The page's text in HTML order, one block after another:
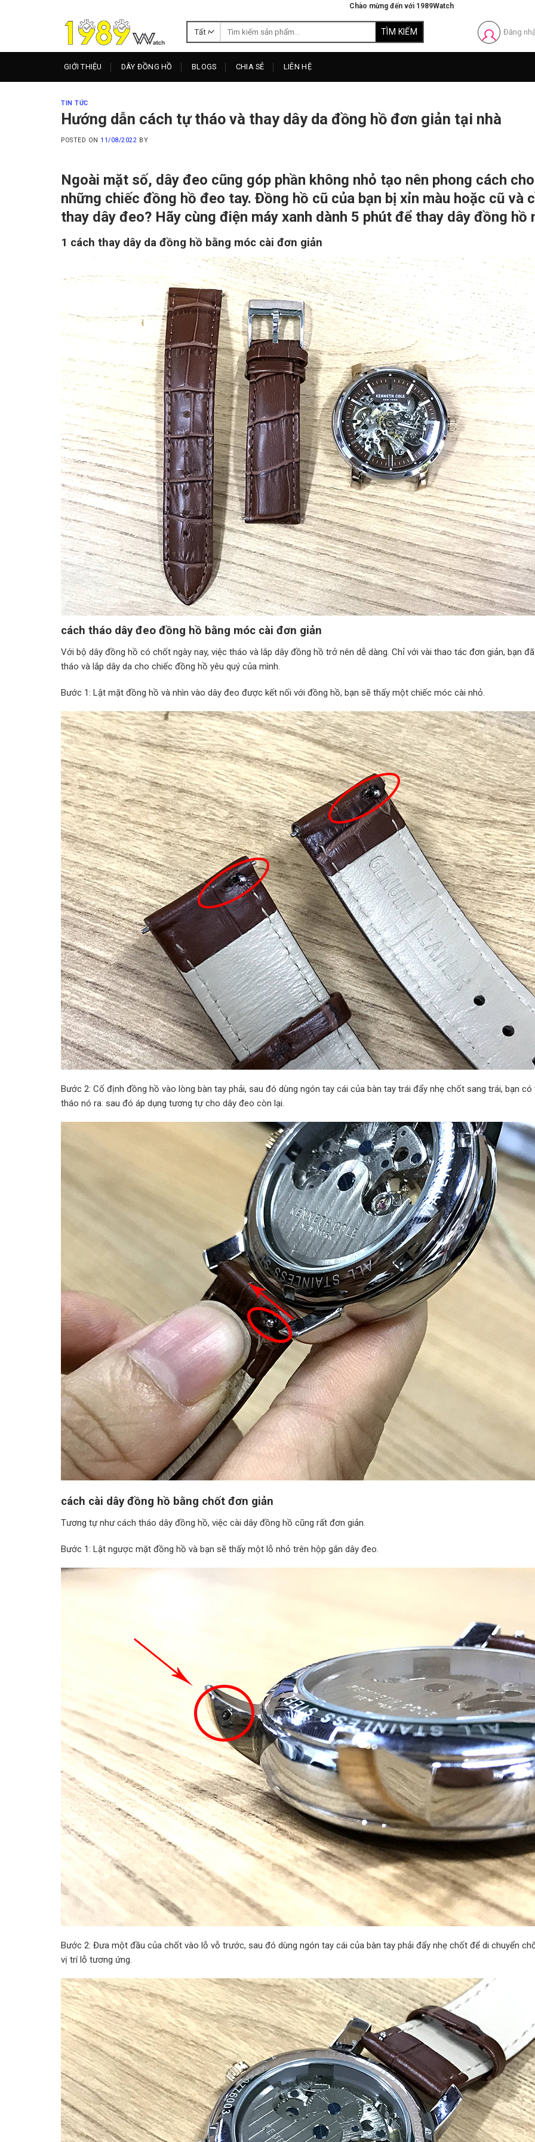
Chào mừng đến với 1989Watch
Tìm
Đăng
GIỚI THIỆU DÂY ĐỒNG HỒ BLOGS CHIA SẺ LIÊN HỆ
TIN TỨC
Hướng dẫn cách tự tháo và thay dây da đồng hồ đơn giản tại nhà
POSTED ON 11/08/2022 BY
Ngoài mặt số, dây đeo cũng góp phần không nhỏ tạo nên phong cách cho
những chiếc đồng hồ đeo tay. Đồng hồ cũ của bạn bị xỉn màu hoặc cũ và
thay dây đeo? Hãy cùng điện máy xanh dành 5 phút để thay dây đồng hồ
1 cách thay dây da đồng hồ bằng móc cài đơn giản
cách tháo dây đeo đồng hồ bằng móc cài đơn giản
Với bộ dây đồng hồ có chốt ngày nay, việc tháo và lắp dây đồng hồ trở nên dễ dàng. Chỉ với vài thao tác đơn giản, bạn
tháo và lắp dây da cho chiếc đồng hồ yêu quý của mình.
Bước 1: Lật mặt đồng hồ và nhìn vào dây đeo được kết nối với đồng hồ, bạn sẽ thấy một chiếc móc cài nhỏ.
Bước 2: Cố định đồng hồ vào lòng bàn tay phải, sau đó dùng ngón tay cái của bàn tay trái đẩy nhẹ chốt sang trái, bạn có
tháo nó ra. sau đó áp dụng tương tự cho dây đeo còn lại.
cách cài dây đồng hồ bằng chốt đơn giản
Tương tự như cách tháo dây đồng hồ, việc cài dây đồng hồ cũng rất đơn giản.
Bước 1: Lật ngược mặt đồng hồ và bạn sẽ thấy một lỗ nhỏ trên hộp gắn dây đeo.
Bước 2: Đưa một đầu của chốt vào lỗ vỗ trước, sau đó dùng ngón tay cái của bàn tay phải đẩy nhẹ chốt để di chuyển
vị trí lỗ tương ứng.